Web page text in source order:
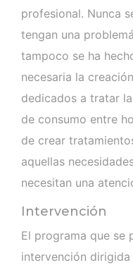
profesional. Nunca
tengan una
tampoco se ha
necesaria la
dedicados a tratar
de consumo entre
de crear
aquellas
necesitan una
Intervención
El programa que se
intervención